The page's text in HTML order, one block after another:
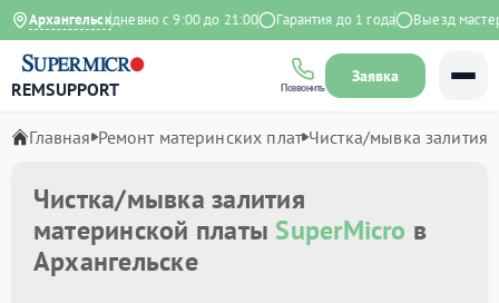
Архангельск
Яндекс Ежедневно с 9:00 до 21:00 Гарантия до 1 года Выезд мастера
REMSUPPORT Позвонить
Заявка
Главная Ремонт материнских плат Чистка/мывка залития
Чистка/мывка залития
материнской платы SuperMicro в
Архангельске